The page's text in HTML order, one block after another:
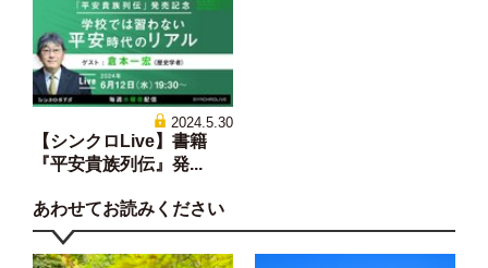
2024.5.30
【シンクロLive】書籍
『平安貴族列伝』発...
あわせてお読みください